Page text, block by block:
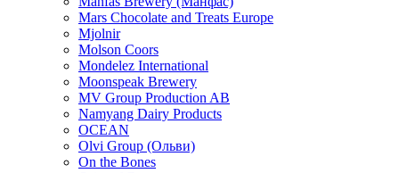
Mars Chocolate and Treats Europe
Mjolnir
Molson Coors
Mondelez International
Moonspeak Brewery
MV Group Production AB
Namyang Dairy Products
OCEAN
Olvi Group (Ольви)
On the Bones